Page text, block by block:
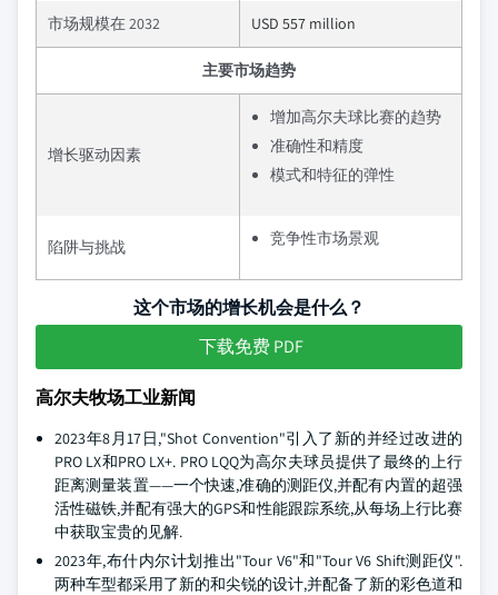
市场规模在 2032 USD 557 million
主要市场趋势
增长驱动因素
增加高尔夫球比赛的趋势
准确性和精度
模式和特征的弹性
陷阱与挑战 竞争性市场景观
这个市场的增长机会是什么？
下载免费 PDF
高尔夫牧场工业新闻
2023年8月17日,"Shot Convention"引入了新的并经过改进的
PRO LX和PRO LX+. PRO LQQ为高尔夫球员提供了最终的上行
距离测量装置——一个快速,准确的测距仪,并配有内置的超强
活性磁铁,并配有强大的GPS和性能跟踪系统,从每场上行比赛
中获取宝贵的见解.
2023年,布什内尔计划推出"Tour V6"和"Tour V6 Shift测距仪".
两种车型都采用了新的和尖锐的设计,并配备了新的彩色道和